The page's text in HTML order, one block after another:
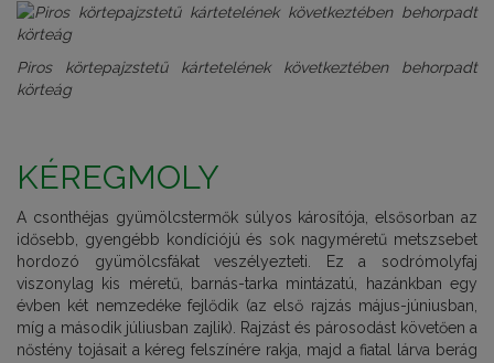
Piros körtepajzstetű kártetelének következtében behorpadt
körteág
KÉREGMOLY
A csonthéjas gyümölcstermők súlyos károsítója, elsősorban az
idősebb, gyengébb kondíciójú és sok nagyméretű metszsebet
hordozó gyümölcsfákat veszélyezteti. Ez a sodrómolyfaj
viszonylag kis méretű, barnás-tarka mintázatú, hazánkban egy
évben két nemzedéke fejlődik (az első rajzás május-júniusban,
míg a második júliusban zajlik). Rajzást és párosodást követően a
nőstény tojásait a kéreg felszínére rakja, majd a fiatal lárva berág